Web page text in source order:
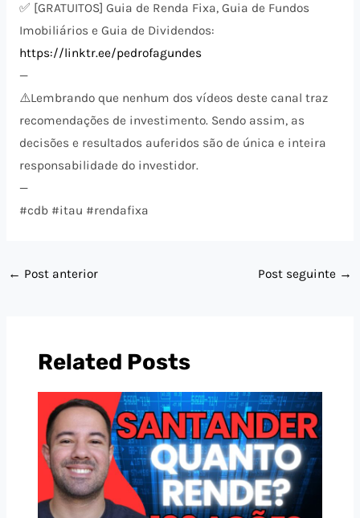
✅ [GRATUITOS] Guia de Renda Fixa, Guia de Fundos
Imobiliários e Guia de Dividendos:
https://linktr.ee/pedrofagundes
—
⚠️​Lembrando que nenhum dos vídeos deste canal traz
recomendações de investimento. Sendo assim, as
decisões e resultados auferidos são de única e inteira
responsabilidade do investidor.
—
#cdb #itau #rendafixa
← Post anterior Post seguinte →
Related Posts